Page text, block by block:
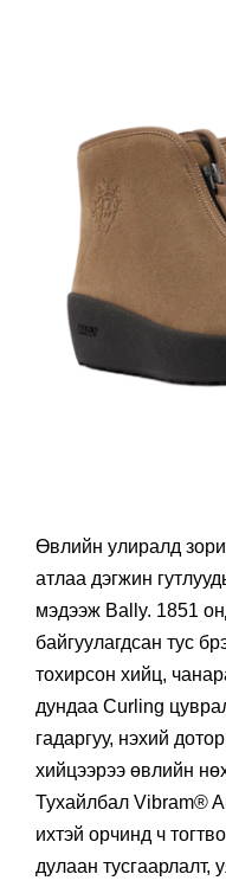
Өвлийн улиралд
атлаа дэгжин
мэдээж Bally. 1851
байгуулагдсан тус
тохирсон хийц,
дундаа Curling
гадаргуу, нэхий
хийцээрээ өвлийн
Тухайлбал Vibram®
ихтэй орчинд ч
дулаан тусгаарлалт,